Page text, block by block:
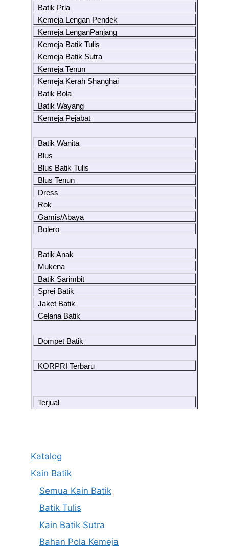
Batik Pria
Kemeja Lengan Pendek
Kemeja LenganPanjang
Kemeja Batik Tulis
Kemeja Batik Sutra
Kemeja Tenun
Kemeja Kerah Shanghai
Batik Bola
Batik Wayang
Kemeja Pejabat
Batik Wanita
Blus
Blus Batik Tulis
Blus Tenun
Dress
Rok
Gamis/Abaya
Bolero
Batik Anak
Mukena
Batik Sarimbit
Sprei Batik
Jaket Batik
Celana Batik
Dompet Batik
KORPRI Terbaru
Terjual
Katalog
Kain Batik
Semua Kain Batik
Batik Tulis
Kain Batik Sutra
Bahan Pola Kemeja